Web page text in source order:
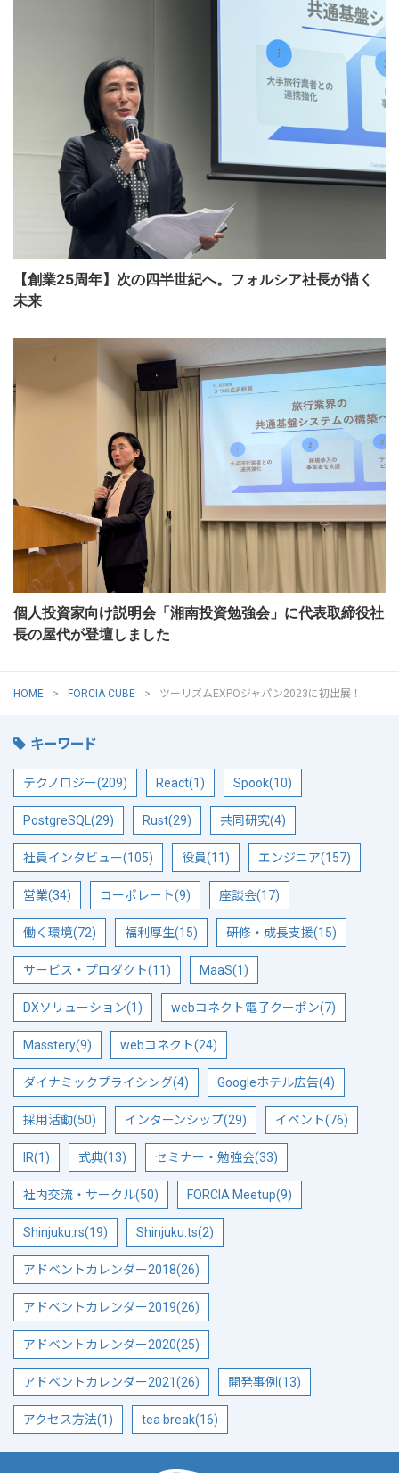
【創業25周年】次の四半世紀へ。フォルシア社長が描く
未来
個人投資家向け説明会「湘南投資勉強会」に代表取締役社
長の屋代が登壇しました
HOME FORCIA CUBE ツーリズムEXPOジャパン2023に初出展！
キーワード
テクノロジー(209) React(1) Spook(10)
PostgreSQL(29) Rust(29) 共同研究(4)
社員インタビュー(105) 役員(11) エンジニア(157)
営業(34) コーポレート(9) 座談会(17)
働く環境(72) 福利厚生(15) 研修・成長支援(15)
サービス・プロダクト(11) MaaS(1)
DXソリューション(1) webコネクト電子クーポン(7)
Masstery(9) webコネクト(24)
ダイナミックプライシング(4) Googleホテル広告(4)
採用活動(50) インターンシップ(29) イベント(76)
IR(1) 式典(13) セミナー・勉強会(33)
社内交流・サークル(50) FORCIA Meetup(9)
Shinjuku.rs(19) Shinjuku.ts(2)
アドベントカレンダー2018(26)
アドベントカレンダー2019(26)
アドベントカレンダー2020(25)
アドベントカレンダー2021(26) 開発事例(13)
アクセス方法(1) tea break(16)